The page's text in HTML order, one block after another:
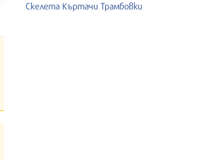
Скелета Къртачи Трамбовки